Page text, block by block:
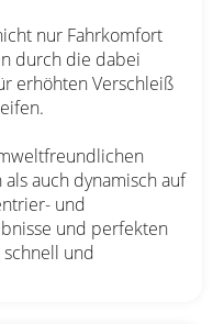
nur Fahrkomfort
durch die dabei
erhöhten Verschleiß
auch dynamisch auf
und
und perfekten
und